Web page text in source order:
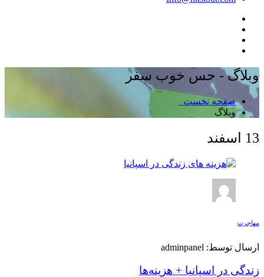
وبلاگ - حس خوب سفر
صفحه نخست
وبلاگ
13 اسفند
مهاجرت
ارسال توسط: adminpanel
زندگی در اسپانیا + هزینه‌ها